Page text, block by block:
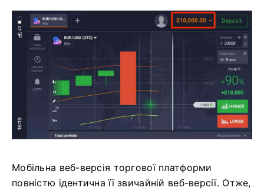
Мобільна веб-версія торгової платформи
повністю ідентична її звичайній веб-версії. Отже,